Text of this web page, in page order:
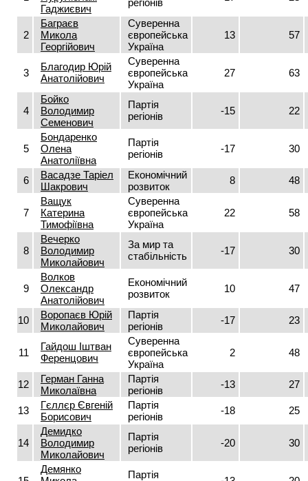
Гаджиєвич
регіонів
2
Баграєв
Микола
Георгійович
Суверенна
європейська
Україна
13 57
3
Благодир Юрій
Анатолійович
Суверенна
європейська
Україна
27 63
4
Бойко
Володимир
Семенович
Партія
регіонів
-15 22
5
Бондаренко
Олена
Анатоліївна
Партія
регіонів
-17 30
6
Васадзе Таріел
Шакрович
Економічний
розвиток
8 48
7
Ващук
Катерина
Тимофіївна
Суверенна
європейська
Україна
22 58
8
Вечерко
Володимир
Миколайович
За мир та
стабільність
-17 30
9
Волков
Олександр
Анатолійович
Економічний
розвиток
10 47
10
Воропаєв Юрій
Миколайович
Партія
регіонів
-17 23
11
Гайдош Іштван
Ференцович
Суверенна
європейська
Україна
2 48
12
Герман Ганна
Миколаївна
Партія
регіонів
-13 27
13
Гєллєр Євгеній
Борисович
Партія
регіонів
-18 25
14
Демидко
Володимир
Миколайович
Партія
регіонів
-20 30
Демянко
Партія